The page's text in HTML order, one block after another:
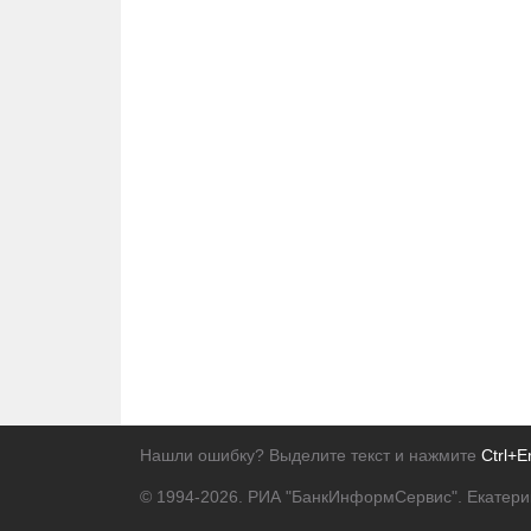
Нашли ошибку? Выделите текст и нажмите
© 1994-2026. РИА "БанкИнформСервис".